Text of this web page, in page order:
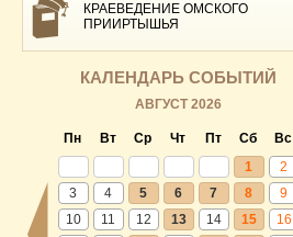
КРАЕВЕДЕНИЕ ОМСКОГО
ПРИИРТЫШЬЯ
КАЛЕНДАРЬ СОБЫТИЙ
АВГУСТ 2026
Пн Вт Ср Чт Пт Сб
Вс
1
2
3
4 5 6 7 8
9
10
11 12 13 14 15
16